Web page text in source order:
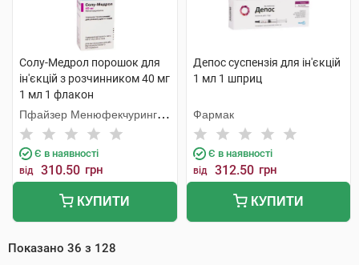
Солу-Медрол порошок для
ін'єкцій з розчинником 40 мг
1 мл 1 флакон
Пфайзер Менюфекчуринг
Бельгія
Є в наявності
від 310.50 грн
КУПИТИ
Депос суспензія для ін'єкцій
1 мл 1 шприц
Фармак
Є в наявності
від 312.50 грн
КУПИТИ
Показано 36 з 128